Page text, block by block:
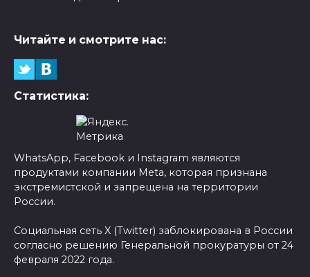
Читайте и смотрите нас:
Статистика:
WhatsApp, Facebook и Instagram являются
продуктами компании Meta, которая признана
экстремистской и запрещена на территории
России.
Социальная сеть X (Twitter) заблокирована в России
согласно решению Генеральной прокуратуры от 24
февраля 2022 года.